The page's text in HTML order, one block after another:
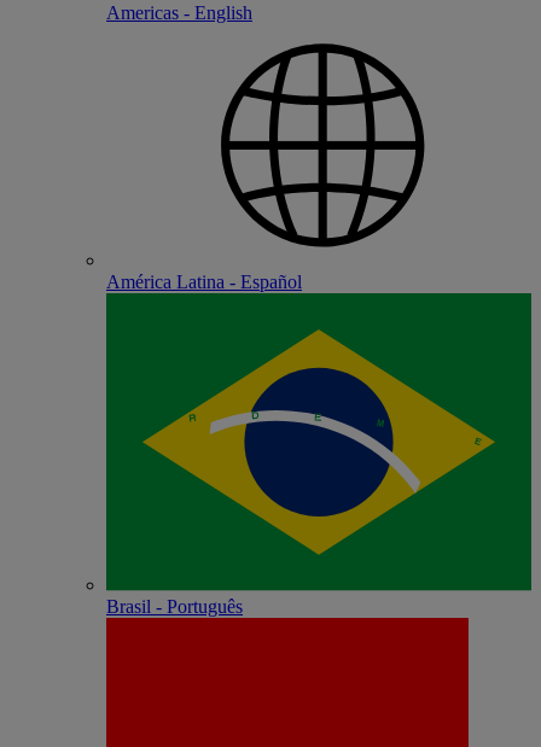
Americas - English
América Latina - Español
Brasil - Português